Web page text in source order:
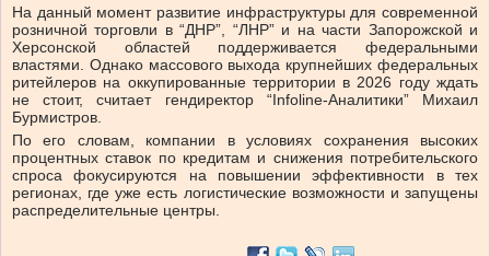
На данный момент развитие инфраструктуры для современной
розничной торговли в “ДНР”, “ЛНР” и на части Запорожской и
Херсонской областей поддерживается федеральными
властями. Однако массового выхода крупнейших федеральных
ритейлеров на оккупированные территории в 2026 году ждать
не стоит, считает гендиректор “Infoline-Аналитики” Михаил
Бурмистров.
По его словам, компании в условиях сохранения высоких
процентных ставок по кредитам и снижения потребительского
спроса фокусируются на повышении эффективности в тех
регионах, где уже есть логистические возможности и запущены
распределительные центры.